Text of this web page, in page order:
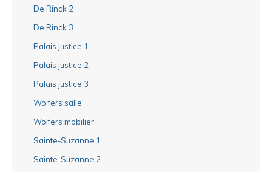
De Rinck 2
De Rinck 3
Palais justice 1
Palais justice 2
Palais justice 3
Wolfers salle
Wolfers mobilier
Sainte-Suzanne 1
Sainte-Suzanne 2